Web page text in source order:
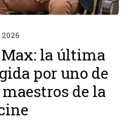
2026
Max: la última
por uno de
de la